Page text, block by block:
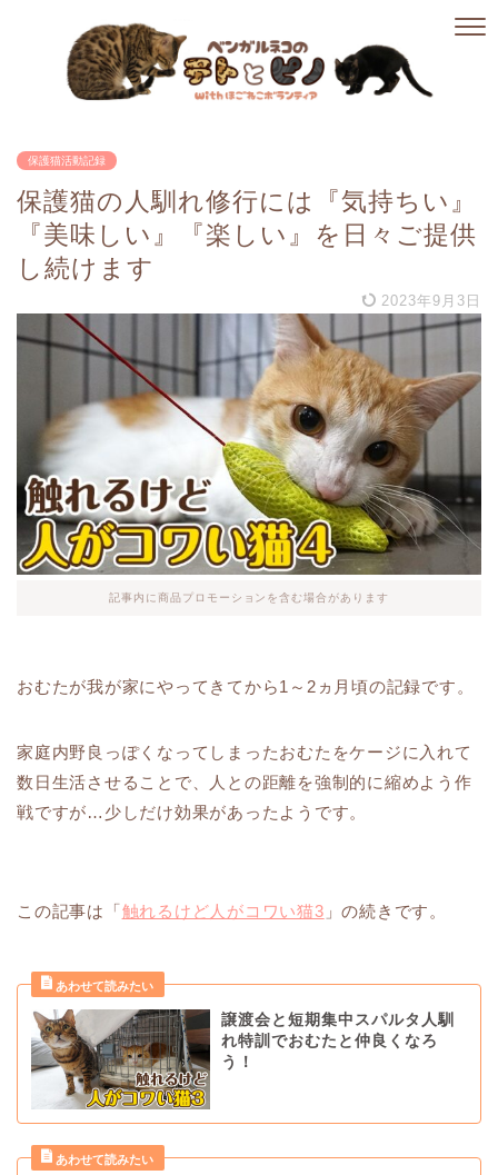
保護猫活動記録
保護猫の人馴れ修行には『気持ちい』
『美味しい』『楽しい』を日々ご提供
し続けます
2023年9月3日
記事内に商品プロモーションを含む場合があります
おむたが我が家にやってきてから1～2ヵ月頃の記録です。
家庭内野良っぽくなってしまったおむたをケージに入れて
数日生活させることで、人との距離を強制的に縮めよう作
戦ですが…少しだけ効果があったようです。
この記事は「触れるけど人がコワい猫3 」の続きです。
譲渡会と短期集中スパルタ人馴
れ特訓でおむたと仲良くなろ
う！